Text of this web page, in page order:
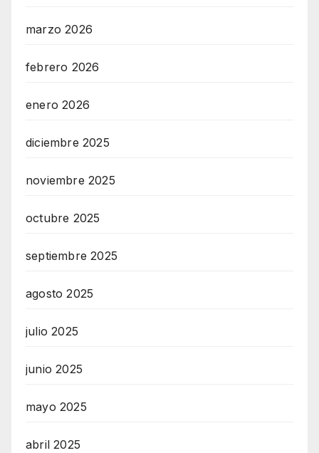
marzo 2026
febrero 2026
enero 2026
diciembre 2025
noviembre 2025
octubre 2025
septiembre 2025
agosto 2025
julio 2025
junio 2025
mayo 2025
abril 2025